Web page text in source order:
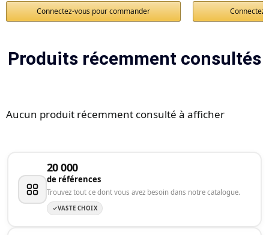
Connectez-vous pour commander
Produits récemment consultés
Aucun produit récemment consulté à afficher
20 000
de références
Trouvez tout ce dont vous avez besoin dans notre catalogue.
VASTE CHOIX